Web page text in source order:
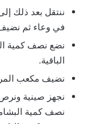
ننتقل بعد ذلك
في وعاء ثم
نضع نصف كمية
الباقية.
نضيف مكعب
نجهز صينية
نصف كمية